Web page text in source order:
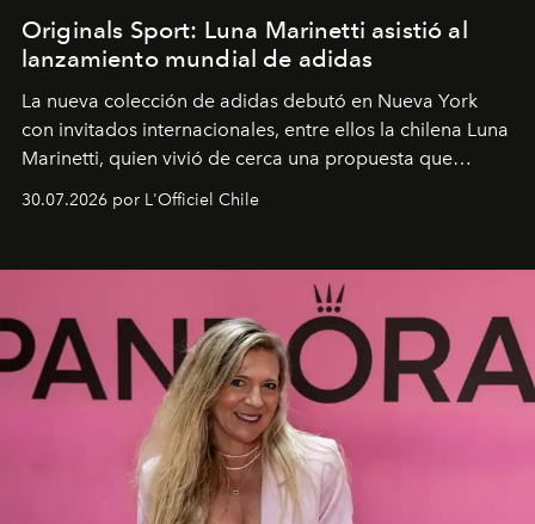
Originals Sport: Luna Marinetti asistió al
lanzamiento mundial de adidas
La nueva colección de adidas debutó en Nueva York
con invitados internacionales, entre ellos la chilena Luna
Marinetti, quien vivió de cerca una propuesta que
fusiona moda y rendimiento.
30.07.2026 por L'Officiel Chile